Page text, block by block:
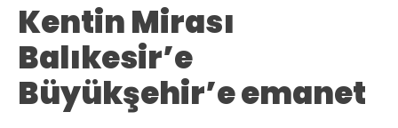
Kentin Mirası
Balıkesir’e
Büyükşehir’e emanet